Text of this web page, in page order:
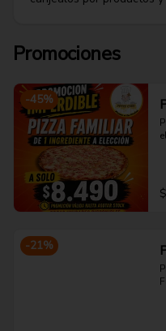
Promociones
-45%
-21%